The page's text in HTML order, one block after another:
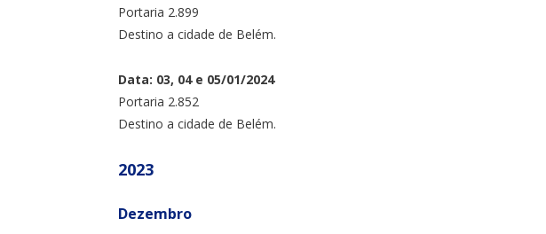
Portaria 2.899
Destino a cidade de Belém.
Data: 03, 04 e 05/01/2024
Portaria 2.852
Destino a cidade de Belém.
2023
Dezembro